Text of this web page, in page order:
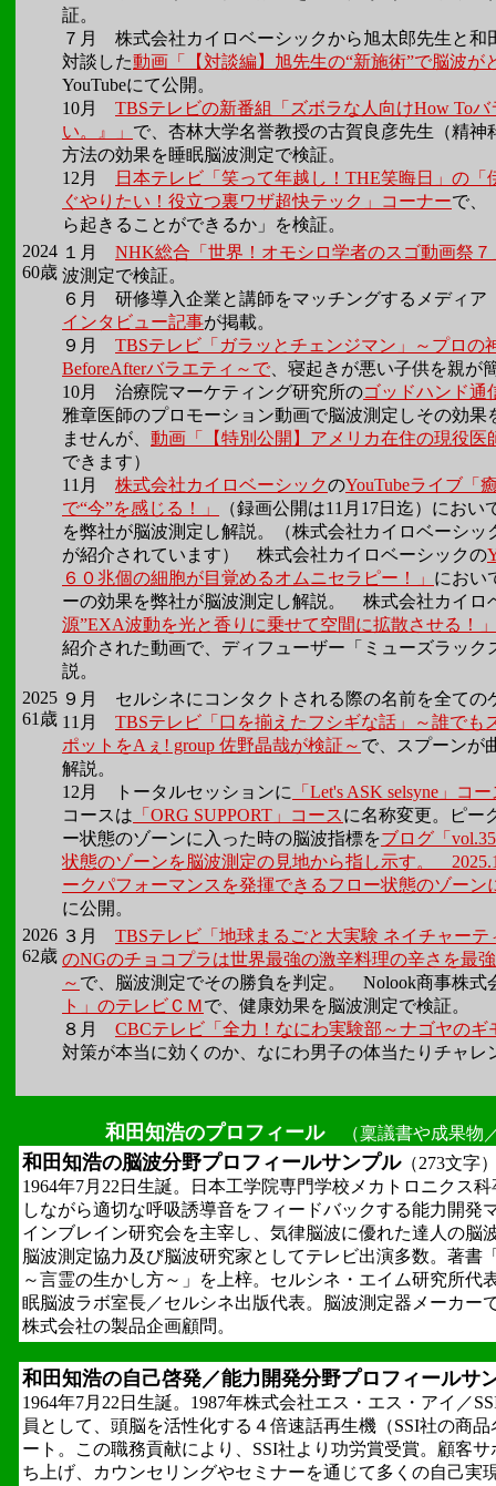
証。
７月
株式会社カイロベーシックから旭太郎先生と和
対談した動画「【対談編】旭先生の“新施術”で脳波
YouTubeにて公開。
10月
TBSテレビの新番組「ズボラな人向けHow To
い。』」 で、杏林大学名誉教授の古賀良彦先生（精
方法の効果を睡眠脳波測定で検証。
12月
日本テレビ「笑って年越し！THE笑晦日」の
ぐやりたい！役立つ裏ワザ超快テック」コーナーで、
ら起きることができるか」を検証。
2024
60歳
１月
NHK総合「世界！オモシロ学者のスゴ動画祭７
波測定で検証。
６月
研修導入企業と講師をマッチングするメディア
インタビュー記事が掲載。
９月
TBSテレビ「ガラッとチェンジマン」～プロの
BeforeAfterバラエティ～で 、寝起きが悪い子供を親が
10月
治療院マーケティング研究所のゴッドハンド通
雅章医師のプロモーション動画で脳波測定しその効
ませんが、 動画「【特別公開】アメリカ在住の現役医
できます）
11月
株式会社カイロベーシックのYouTubeライブ「
で“今”を感じる！」
（録画公開は11月17日迄）にお
を弊社が脳波測定し解説。（株式会社カイロベーシッ
が紹介されています） 株式会社カイロベーシックの
６０兆個の細胞が目覚めるオムニセラピー！」 におい
ーの効果を弊社が脳波測定し解説。 株式会社カイロ
源”EXA波動を光と香りに乗せて空間に拡散させる！」
紹介された動画で、ディフューザー「ミューズラッ
説。
2025
61歳
９月 セルシネにコンタクトされる際の名前を全ての
11月
TBSテレビ「口を揃えたフシギな話」～誰でも
ポットをAぇ! group 佐野晶哉が検証～ で、スプーンが
解説。
12月 トータルセッションに
「Let's ASK selsyne」コ
コースは 「ORG SUPPORT」コースに名称変更。ピー
ー状態のゾーンに入った時の脳波指標をブログ「
状態のゾーンを脳波測定の見地から指し示す。
ークパフォーマンスを発揮できるフロー状態のゾーン
に公開。
2026
62歳
３月
TBSテレビ「地球まるごと大実験 ネイチャー
のNGのチョコプラは世界最強の激辛料理の辛さを最
～ で、脳波測定でその勝負を判定。 Nolook商事株式
ト」のテレビＣＭで、健康効果を脳波測定で検証。
８月
CBCテレビ「全力！なにわ実験部～ナゴヤのギ
対策が本当に効くのか、なにわ男子の体当たりチャレ
和田知浩のプロフィール（稟議書や成果物
和田知浩の脳波分野プロフィールサンプル（273文字
1964年7月22日生誕。日本工学院専門学校メカトロニクス
しながら適切な呼吸誘導音をフィードバックする能力開発
インブレイン研究会を主宰し、気律脳波に優れた達人の脳
脳波測定協力及び脳波研究家としてテレビ出演多数。著書
～言霊の生かし方～」を上梓。セルシネ・エイム研究所代
眠脳波ラボ室長／セルシネ出版代表。脳波測定器メーカー
株式会社の製品企画顧問。
和田知浩の自己啓発／能力開発分野プロフィールサ
1964年7月22日生誕。1987年株式会社エス・エス・アイ／
員として、頭脳を活性化する４倍速話再生機（SSI社の商
ート。この職務貢献により、SSI社より功労賞受賞。顧客
ち上げ、カウンセリングやセミナーを通じて多くの自己実